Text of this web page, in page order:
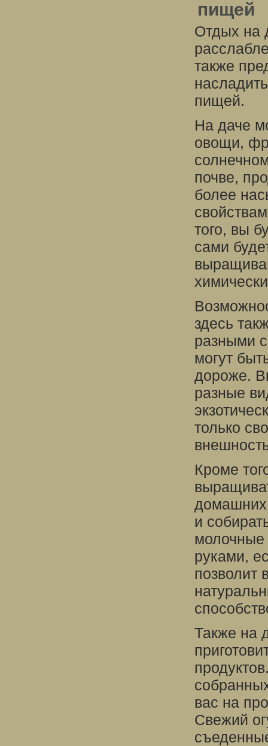
пищей
Отдых на
также
пищей.
На даче
овощи,
почве,
более
того, вы
сами
здесь
разными
могут
дороже.
разные
только
Кроме
домашних
и
молочные
руками,
позволит
Также на
вас на
Свежий